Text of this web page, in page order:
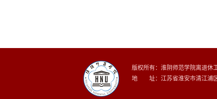
版权所有：淮阴师范学院离退休
地 址：江苏省淮安市清江浦